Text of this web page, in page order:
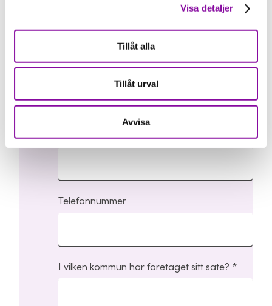
Visa detaljer
Tillåt alla
Tillåt urval
Avvisa
För- och efternamn
E-postadress
Telefonnummer
I vilken kommun har företaget sitt säte?